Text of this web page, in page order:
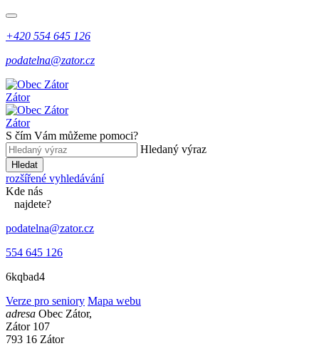
+420 554 645 126
podatelna@zator.cz
Zátor
Zátor
S čím Vám můžeme pomoci?
Hledaný výraz
Hledat
rozšířené vyhledávání
Kde nás
najdete?
podatelna@zator.cz
554 645 126
6kqbad4
Verze pro seniory Mapa webu
adresa Obec Zátor,
Zátor 107
793 16 Zátor